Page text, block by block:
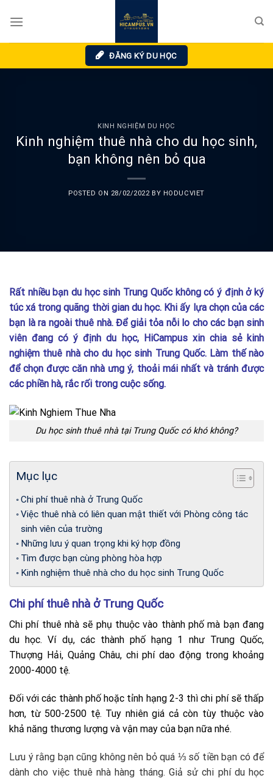
ĐĂNG KÝ DU HỌC
KINH NGHIỆM DU HỌC
Kinh nghiệm thuê nhà cho du học sinh,
bạn không nên bỏ qua
POSTED ON 28/02/2022 BY HODUCVIET
Rất nhiều bạn du học sinh Trung Quốc không có ý định ở ký
túc xá trong quãng thời gian du học. Khi ấy lựa chọn của các
bạn là ra ngoài thuê nhà. Để giải tỏa nỗi lo cho các bạn sinh
viên đang có ý định du học, HiCampus xin chia sẻ kinh
nghiệm thuê nhà cho du học sinh Trung Quốc. Làm thế nào
để chọn được căn nhà ưng ý, thoải mái nhất và tránh được
các phiền hà, rắc rối trong cuộc sống.
Du học sinh thuê nhà tại Trung Quốc có khó không?
Mục lục
Chi phí thuê nhà ở Trung Quốc
Việc thuê nhà có liên quan mật thiết với Phòng công tác
sinh viên của trường
Những lưu ý quan trọng khi ký hợp đồng
Tìm được bạn cùng phòng hòa hợp
Kinh nghiệm thuê nhà cho du học sinh Trung Quốc
Chi phí thuê nhà ở Trung Quốc
Chi phí thuê nhà sẽ phụ thuộc vào thành phố mà bạn đang
du học. Ví dụ, các thành phố hạng 1 như Trung Quốc,
Thượng Hải, Quảng Châu, chi phí dao động trong khoảng
2000-4000 tệ.
Đối với các thành phố hoặc tỉnh hạng 2-3 thì chi phí sẽ thấp
hơn, từ 500-2500 tệ. Tuy nhiên giá cả còn tùy thuộc vào
khả năng thương lượng và vận may của bạn nữa nhé.
Lưu ý rằng bạn cũng không nên bỏ quá ⅓ số tiền bạn có để
dành cho việc thuê nhà hàng tháng. Giả sử chi phí du học